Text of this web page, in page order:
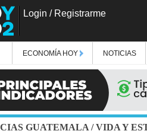
Login / Registrarme
ECONOMÍA HOY NOTICIAS
GUATEMALA /VIDA Y